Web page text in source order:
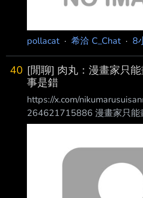
pollacat· 希洽 C_Chat· 8
40 [閒聊] 肉丸：漫畫家只
事是錯
https://x.com/
264621715886 漫畫家只能
是錯誤的 我不是百合但我畫
Bad Girl https://x.com/
https://x.com/
084700774502 --